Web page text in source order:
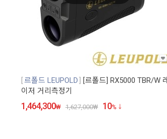
르폴드 LEUPOLD
[르폴드] RX5000 TBR/W 레
이저 거리측정기
1,464,300₩ 1,627,000₩ 10%